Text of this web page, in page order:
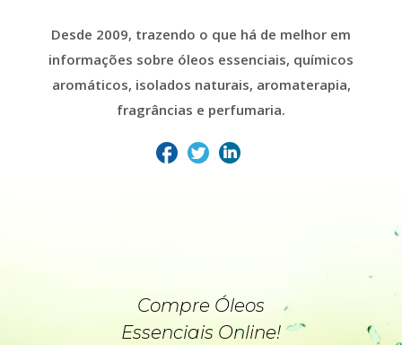
Desde 2009, trazendo o que há de melhor em
informações sobre óleos essenciais, químicos
aromáticos, isolados naturais, aromaterapia,
fragrâncias e perfumaria.
Compre Óleos
Essenciais Online!